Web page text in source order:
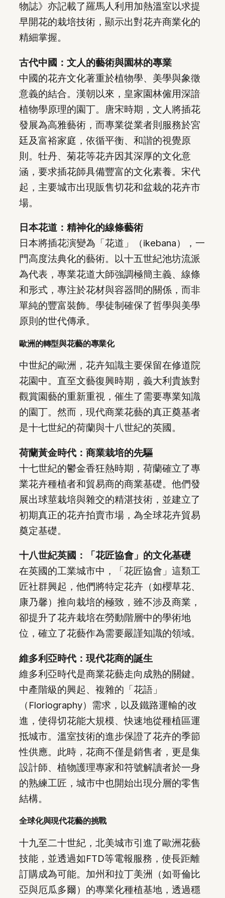
物誌》亦記載了羅馬人利用加熱溫室以求提
早開花的栽培技術，顯示出對花卉商業化的
精細掌握。
古代中國：文人的藝術與園林的專業
中國的花卉文化著重於植物學、美學與象徵
意義的結合。漢朝以來，皇家園林僱用深諳
植物學原理的園丁。唐宋時期，文人將插花
發展為高雅藝術，而專業從業者則服務於宮
廷及富裕家庭，依循平衡、和諧的視覺原
則。牡丹、菊花等花卉因其深厚的文化意
涵，要求插花師具備豐富的文化素養。宋代
起，主要城市出現販售切花和盆栽的花卉市
場。
日本花道：精神化的線條藝術
日本將插花演變為「花道」（ikebana），一
門高度法典化的藝術。以十五世紀池坊流派
為代表，專業花道大師強調極簡主義、線條
和形式，專注於花材與容器間的關係，而非
單純的豐富裝飾。學徒制確保了哲學與美學
原則的世代傳承。
歐洲的轉型與花藝的專業化
中世紀的歐洲，花卉知識主要保留在修道院
花園中。直至文藝復興時期，義大利貴族對
觀賞園藝的重新重視，催生了需要專業知識
的園丁。然而，現代商業花藝的真正奠基者
是十七世紀的荷蘭與十八世紀的英國。
荷蘭黃金時代：商業栽培的先驅
十七世紀的鬱金香狂熱時期，荷蘭確立了專
業花卉種植者和貿易商的商業基礎。他們發
展出球莖栽培與雜交的精湛技術，並建立了
初期真正的花卉拍賣市場，為全球花卉貿易
奠定基礎。
十八世紀英國：「花匠協會」的文化基礎
在英國的工業城市中，「花匠協會」這類工
匠社群興起，他們將特定花卉（如櫻草花、
康乃馨）推向栽培的極致，雖不涉及商業，
卻提升了花卉栽培在勞動階層中的學術地
位，確立了花藝作為需要嚴謹知識的領域。
維多利亞時代：現代花商的誕生
維多利亞時代是商業花藝走向成熟的關鍵。
中產階級的興起、複雜的「花語」
（Floriography）需求，以及鐵路運輸的改
進，使得切花能大規模、快速地從種植區運
抵城市。溫室技術的進步保證了花卉的季節
性供應。此時，花商不僅是銷售者，更是集
設計師、植物護理專家和符號解讀者於一身
的熟練工匠，城市中也開始出現分層的零售
結構。
全球化與現代花藝的挑戰
十九至二十世紀，北美城市引進了歐洲花藝
技能，並透過如FTD等電報服務，使長距離
訂購成為可能。加州和拉丁美洲（如哥倫比
亞與厄瓜多爾）的專業化種植基地，透過穩